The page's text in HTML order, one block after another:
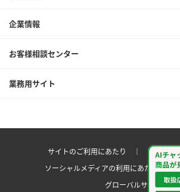
企業情報
お客様相談センター
業務用サイト
サイトのご利用にあたり ｜ プライバ
ソーシャルメディアの利用にあたりサイ
グローバルサイト